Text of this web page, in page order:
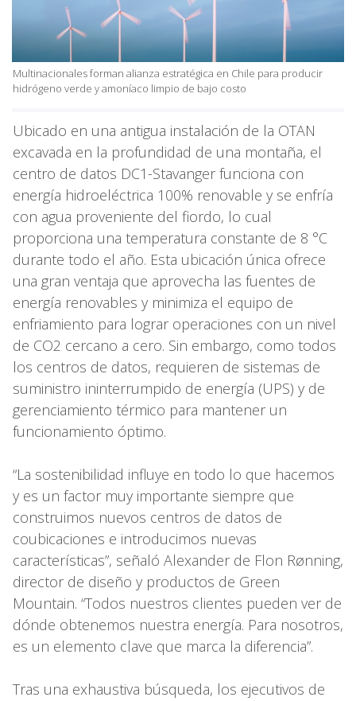
Multinacionales forman alianza estratégica en Chile para producir
hidrógeno verde y amoníaco limpio de bajo costo
Ubicado en una antigua instalación de la OTAN
excavada en la profundidad de una montaña, el
centro de datos DC1-Stavanger funciona con
energía hidroeléctrica 100% renovable y se enfría
con agua proveniente del fiordo, lo cual
proporciona una temperatura constante de 8 °C
durante todo el año. Esta ubicación única ofrece
una gran ventaja que aprovecha las fuentes de
energía renovables y minimiza el equipo de
enfriamiento para lograr operaciones con un nivel
de CO2 cercano a cero. Sin embargo, como todos
los centros de datos, requieren de sistemas de
suministro ininterrumpido de energía (UPS) y de
gerenciamiento térmico para mantener un
funcionamiento óptimo.
“La sostenibilidad influye en todo lo que hacemos
y es un factor muy importante siempre que
construimos nuevos centros de datos de
coubicaciones e introducimos nuevas
características”, señaló Alexander de Flon Rønning,
director de diseño y productos de Green
Mountain. “Todos nuestros clientes pueden ver de
dónde obtenemos nuestra energía. Para nosotros,
es un elemento clave que marca la diferencia”.
Tras una exhaustiva búsqueda, los ejecutivos de